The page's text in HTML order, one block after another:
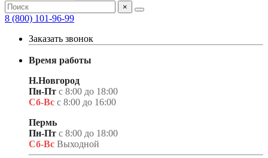
×
8 (800) 101-96-99
Заказать звонок
Время работы
Н.Новгород
Пн-Пт с 8:00 до 18:00
Сб-Вс с 8:00 до 16:00
Пермь
Пн-Пт с 8:00 до 18:00
Сб-Вс Выходной